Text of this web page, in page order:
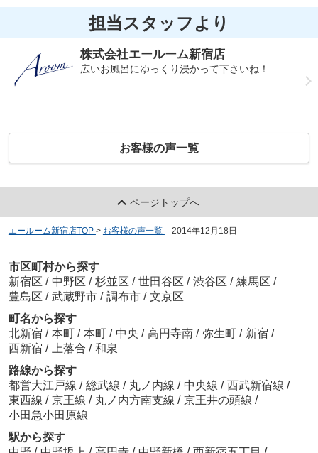
担当スタッフより
株式会社エールーム新宿店
広いお風呂にゆっくり浸かって下さいね！
お客様の声一覧
ページトップへ
エールーム新宿店TOP > お客様の声一覧 2014年12月18日
市区町村から探す
新宿区 / 中野区 / 杉並区 / 世田谷区 / 渋谷区 / 練馬区 /
豊島区 / 武蔵野市 / 調布市 / 文京区
町名から探す
北新宿 / 本町 / 本町 / 中央 / 高円寺南 / 弥生町 / 新宿 /
西新宿 / 上落合 / 和泉
路線から探す
都営大江戸線 / 総武線 / 丸ノ内線 / 中央線 / 西武新宿線 /
東西線 / 京王線 / 丸ノ内方南支線 / 京王井の頭線 /
小田急小田原線
駅から探す